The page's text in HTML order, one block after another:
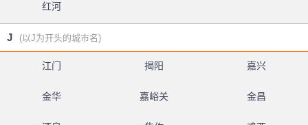
红河
J (以J为开头的城市名)
江门 揭阳 嘉兴
金华 嘉峪关 金昌